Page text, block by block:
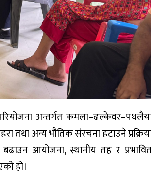
अन्तर्गत
तथा अन्य भौतिक संरचना हटाउने
आयोजना, स्थानीय तह र
हो।